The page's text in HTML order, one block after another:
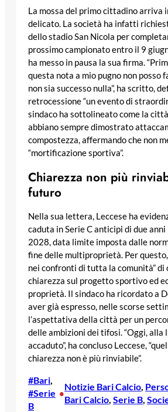
La mossa del primo cittadino arriva
delicato. La società ha infatti
dello stadio San Nicola per
prossimo campionato entro il 9
ha messo in pausa la sua firma.
questa nota a mio pugno non posso
non sia successo nulla”, ha scritto,
retrocessione “un evento di
sindaco ha sottolineato come la
abbiano sempre dimostrato
compostezza, affermando che non
“mortificazione sportiva”.
Chiarezza non più
futuro
Nella sua lettera, Leccese ha
caduta in Serie C anticipi di due anni
2028, data limite imposta dalle
fine delle multiproprietà. Per
nei confronti di tutta la comunità”
chiarezza sul progetto sportivo ed
proprietà. Il sindaco ha ricordato a
aver già espresso, nelle scorse
l’aspettativa della città per un
delle ambizioni dei tifosi. “Oggi, alla
accaduto”, ha concluso Leccese,
chiarezza non è più rinviabile”.
#Bari
#Serie
B
•
Notizie Bari Calcio
Bari Calcio , Serie B ,